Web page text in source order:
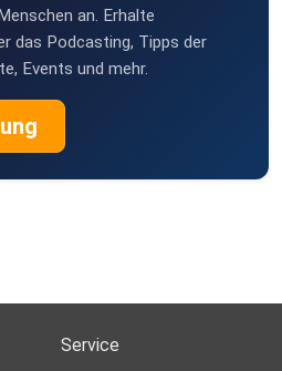
an. Erhalte
das Podcasting, Tipps der
Events und mehr.
Service